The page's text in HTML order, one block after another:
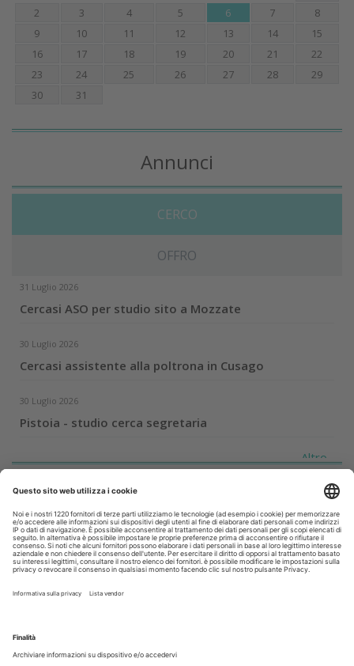
2
3 4 5 6 7
8
9
10 11 12 13 14
15
16
17 18 19 20 21
22
23
24 25 26 27 28
29
30
31
Annunci
CERCO
OFFRO
31 Luglio 2026
Cercasi ASO per studio sito a Mozzate
30 Luglio 2026
Cercasi assistente alla poltrona in Cusago
30 Luglio 2026
Pistoia - studio cerca segretaria
Altro...